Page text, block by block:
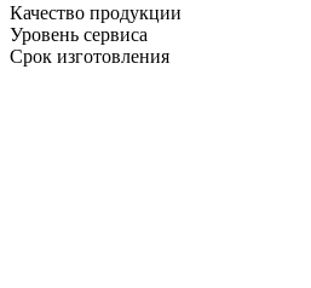
Качество продукции
Уровень сервиса
Срок изготовления